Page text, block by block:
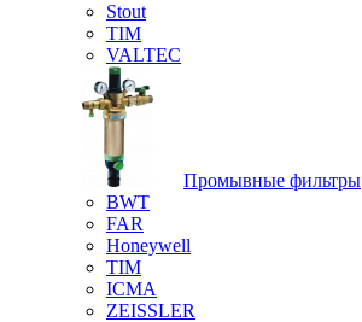
Stout
TIM
VALTEC
Промывные фильтры
BWT
FAR
Honeywell
TIM
ICMA
ZEISSLER